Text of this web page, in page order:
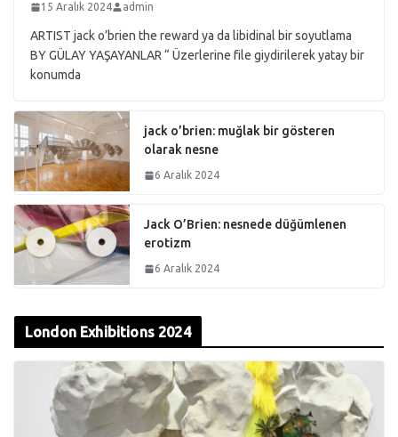
15 Aralık 2024 admin
ARTIST jack o’brien the reward ya da libidinal bir soyutlama
BY GÜLAY YAŞAYANLAR “ Üzerlerine file giydirilerek yatay bir
konumda
jack o’brien: muğlak bir gösteren
olarak nesne
6 Aralık 2024
Jack O’Brien: nesnede düğümlenen
erotizm
6 Aralık 2024
London Exhibitions 2024